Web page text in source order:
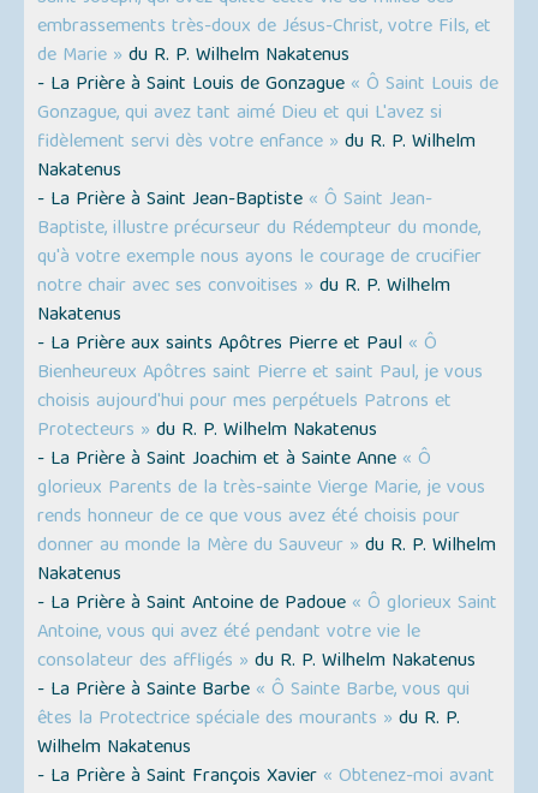
embrassements très-doux de Jésus-Christ, votre Fils, et
de Marie » du R. P. Wilhelm Nakatenus
- La Prière à Saint Louis de Gonzague « Ô Saint Louis de
Gonzague, qui avez tant aimé Dieu et qui L'avez si
fidèlement servi dès votre enfance » du R. P. Wilhelm
Nakatenus
- La Prière à Saint Jean-Baptiste « Ô Saint Jean-
Baptiste, illustre précurseur du Rédempteur du monde,
qu'à votre exemple nous ayons le courage de crucifier
notre chair avec ses convoitises » du R. P. Wilhelm
Nakatenus
- La Prière aux saints Apôtres Pierre et Paul « Ô
Bienheureux Apôtres saint Pierre et saint Paul, je vous
choisis aujourd'hui pour mes perpétuels Patrons et
Protecteurs » du R. P. Wilhelm Nakatenus
- La Prière à Saint Joachim et à Sainte Anne « Ô
glorieux Parents de la très-sainte Vierge Marie, je vous
rends honneur de ce que vous avez été choisis pour
donner au monde la Mère du Sauveur » du R. P. Wilhelm
Nakatenus
- La Prière à Saint Antoine de Padoue « Ô glorieux Saint
Antoine, vous qui avez été pendant votre vie le
consolateur des affligés » du R. P. Wilhelm Nakatenus
- La Prière à Sainte Barbe « Ô Sainte Barbe, vous qui
êtes la Protectrice spéciale des mourants » du R. P.
Wilhelm Nakatenus
- La Prière à Saint François Xavier « Obtenez-moi avant